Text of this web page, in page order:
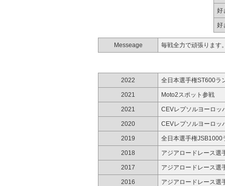
好
好
Messeage 毎戦全力で頑張ります
2022 全日本選手権ST600ラ
2021 Moto2スポット参戦
2021 CEVレプソルヨーロッ
2020 CEVレプソルヨーロッ
2019 全日本選手権JSB1000
2018 アジアロードレース選
2017 アジアロードレース選
2016 アジアロードレース選